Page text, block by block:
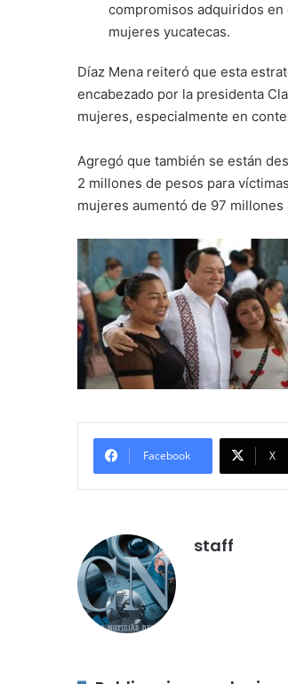
compromisos adquiridos en
mujeres yucatecas.
Díaz Mena reiteró que esta
encabezado por la presidenta
mujeres, especialmente en
Agregó que también se están
2 millones de pesos para
mujeres aumentó de 97 millones
Facebook X
staff